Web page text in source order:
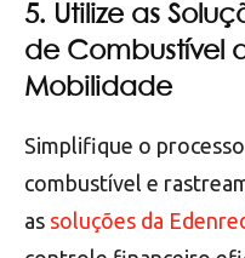
5. Utilize as
de Combustível
Mobilidade
Simplifique o
combustível e
as soluções da